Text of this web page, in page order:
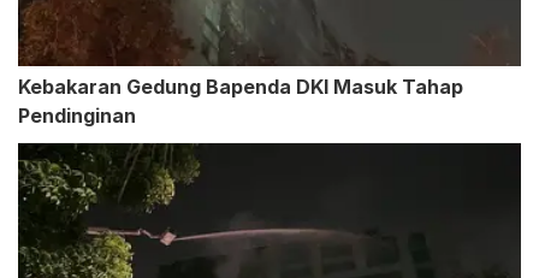
Kebakaran Gedung Bapenda DKI Masuk Tahap
Pendinginan